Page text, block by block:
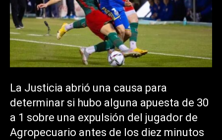
La Justicia abrió una causa para
determinar si hubo alguna apuesta de 30
a 1 sobre una expulsión del jugador de
Agropecuario antes de los diez minutos